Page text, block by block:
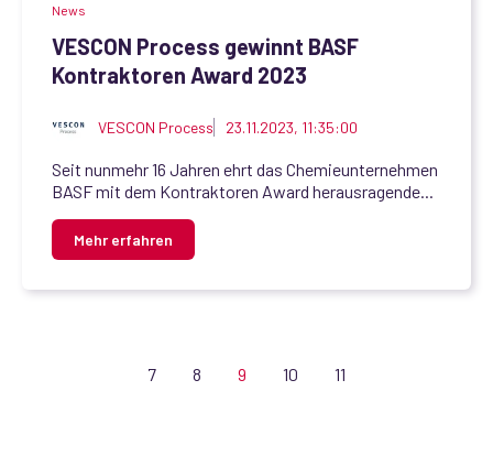
News
VESCON Process gewinnt BASF
Kontraktoren Award 2023
VESCON Process 23.11.2023, 11:35:00
Seit nunmehr 16 Jahren ehrt das Chemieunternehmen
BASF mit dem Kontraktoren Award herausragende...
Mehr erfahren
7 8 9 10 11